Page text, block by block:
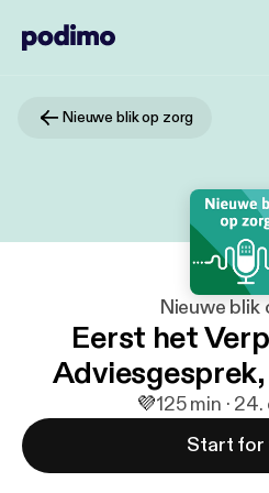
Nieuwe blik op zorg
Nieuwe blik
Eerst het
💜125 min ·
Start for